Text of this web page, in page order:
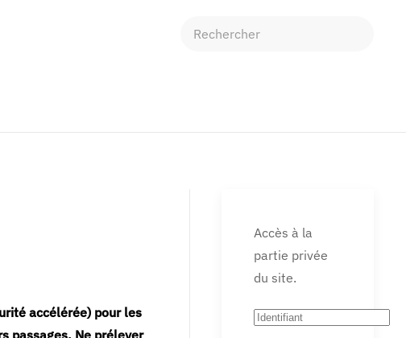
accélérée) pour les
passages. Ne prélever
Accès à la
partie privée
du site.